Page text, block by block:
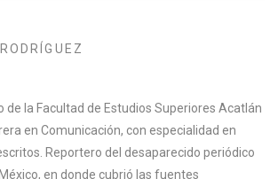
de la Facultad de Estudios Superiores Acatlán
en Comunicación, con especialidad en
Reportero del desaparecido periódico
en donde cubrió las fuentes